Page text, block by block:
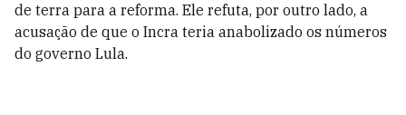
de terra para a reforma. Ele refuta, por outro lado, a
acusação de que o Incra teria anabolizado os números
do governo Lula.